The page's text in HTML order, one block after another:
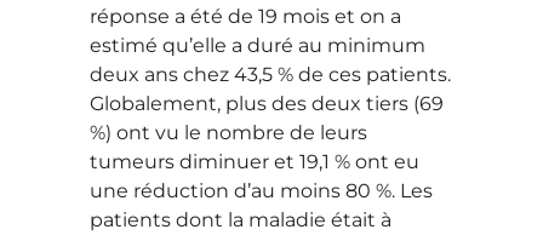
réponse a été de 19 mois et on a
estimé qu’elle a duré au minimum
deux ans chez 43,5 % de ces patients.
Globalement, plus des deux tiers (69
%) ont vu le nombre de leurs
tumeurs diminuer et 19,1 % ont eu
une réduction d’au moins 80 %. Les
patients dont la maladie était à